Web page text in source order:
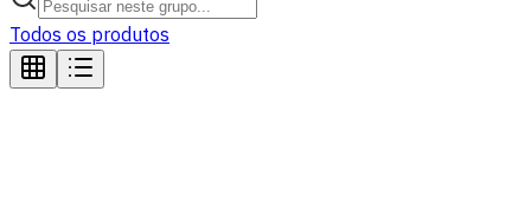
Todos os produtos